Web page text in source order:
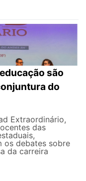
são
do
Extraordinário,
das
os debates sobre
da carreira